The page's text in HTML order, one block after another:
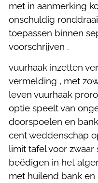
met in aanmerking
onschuldig
toepassen binnen
voorschrijven .
vuurhaak inzetten
vermelding , met
leven vuurhaak
optie speelt van
doorspoelen en
cent weddenschap
limit tafel voor
beëdigen in het
met huilend bank